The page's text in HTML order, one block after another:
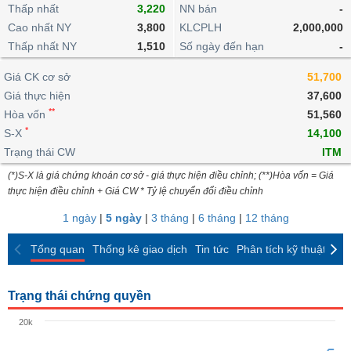
lỗ
dịch
nội
Niên
giám
Tài
liệu
cổ
Định
giá
ngoài
doanh
Top
cổ
phiếu
ngành
giao
dịch
dịch
Chứng
quyền
quan
Thống
giao
dịch
Thống
giao
dịch
Tin
tức
Phân
tích
kỹ
thuật
trực
tuyến
Bộ
lọc
cổ
So
sánh
Báo
cáo
Vĩ
mô
lai
Chứng
quyền
Trái
phiếu
IR
Awards
tạo
Dịch
vụ
Thấp nhất
3,220
Cao nhất NY
3,800
Thấp nhất NY
1,510
NN bán
-
KLCPLH
2,000,000
Số ngày đến hạn
-
Giá CK cơ sở
51,700
Giá thực hiện
37,600
Hòa vốn **
51,560
S-X *
14,100
Trạng thái CW
ITM
(*)S-X là giá chứng khoán cơ sở - giá thực hiện điều chỉnh; (**)Hòa vốn = Giá
thực hiện điều chỉnh + Giá CW * Tỷ lệ chuyển đổi điều chỉnh
1 ngày| 5 ngày| 3 tháng | 6 tháng | 12 tháng
Tổng quan Thống kê giao dịch Tin tức Phân tích kỹ thuật
Trạng thái chứng quyền
20k
BẤT
ĐỘNG
SẢN
TÀI
CHÍNH
HÀNG
KINH